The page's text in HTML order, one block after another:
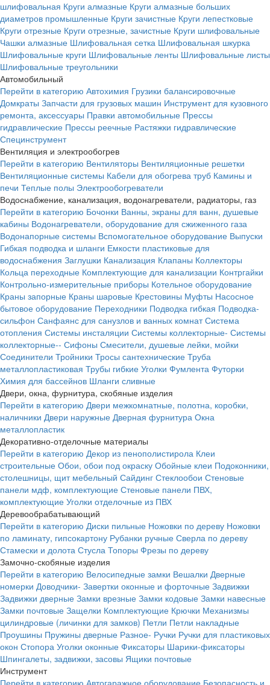
шлифовальная Круги алмазные Круги алмазные больших
диаметров промышленные Круги зачистные Круги лепестковые
Круги отрезные Круги отрезные, зачистные Круги шлифовальные
Чашки алмазные Шлифовальная сетка Шлифовальная шкурка
Шлифовальные круги Шлифовальные ленты Шлифовальные листы
Шлифовальные треугольники
Автомобильный
Перейти в категорию Автохимия Грузики балансировочные
Домкраты Запчасти для грузовых машин Инструмент для кузовного
ремонта, аксессуары Правки автомобильные Прессы
гидравлические Прессы реечные Растяжки гидравлические
Специнструмент
Вентиляция и электрообогрев
Перейти в категорию Вентиляторы Вентиляционные решетки
Вентиляционные системы Кабели для обогрева труб Камины и
печи Теплые полы Электрообогреватели
Водоснабжение, канализация, водонагреватели, радиаторы, газ
Перейти в категорию Бочонки Ванны, экраны для ванн, душевые
кабины Водонагреватели, оборудование для сжиженного газа
Водонапорные системы Вспомогательное оборудование Выпуски
Гибкая подводка и шланги Емкости пластиковые для
водоснабжения Заглушки Канализация Клапаны Коллекторы
Кольца переходные Комплектующие для канализации Контргайки
Контрольно-измерительные приборы Котельное оборудование
Краны запорные Краны шаровые Крестовины Муфты Насосное
бытовое оборудование Переходники Подводка гибкая Подводка-
сильфон Санфаянс для санузлов и ванных комнат Система
отопления Системы инсталяции Системы коллекторные- Системы
коллекторные-- Сифоны Смесители, душевые лейки, мойки
Соединители Тройники Тросы сантехнические Труба
металлопластиковая Трубы гибкие Уголки Фумлента Футорки
Химия для бассейнов Шланги сливные
Двери, окна, фурнитура, скобяные изделия
Перейти в категорию Двери межкомнатные, полотна, коробки,
наличники Двери наружные Дверная фурнитура Окна
металлопластик
Декоративно-отделочные материалы
Перейти в категорию Декор из пенополистирола Клеи
строительные Обои, обои под окраску Обойные клеи Подоконники,
столешницы, щит мебельный Сайдинг Стеклообои Стеновые
панели мдф, комплектующие Стеновые панели ПВХ,
комплектующие Уголки отделочные из ПВХ
Деревообрабатывающий
Перейти в категорию Диски пильные Ножовки по дереву Ножовки
по ламинату, гипсокартону Рубанки ручные Сверла по дереву
Стамески и долота Стусла Топоры Фрезы по дереву
Замочно-скобяные изделия
Перейти в категорию Велосипедные замки Вешалки Дверные
номерки Доводчики- Завертки оконные и форточные Задвижки
Задвижки дверные Замки врезные Замки кодовые Замки навесные
Замки почтовые Защелки Комплектующие Крючки Механизмы
цилиндровые (личинки для замков) Петли Петли накладные
Проушины Пружины дверные Разное- Ручки Ручки для пластиковых
окон Стопора Уголки оконные Фиксаторы Шарики-фиксаторы
Шпингалеты, задвижки, засовы Ящики почтовые
Инструмент
Перейти в категорию Автогаражное оборудование Безопасность и